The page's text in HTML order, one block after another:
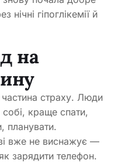
нічні гіпоглікемії й
на
частина страху. Люди
краще спати,
планувати.
вже не виснажує —
зарядити телефон.